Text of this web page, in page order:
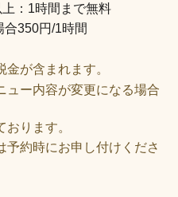
：1時間まで無料
円/1時間
が含まれます。
ー内容が変更になる場合
ります。
約時にお申し付けくださ